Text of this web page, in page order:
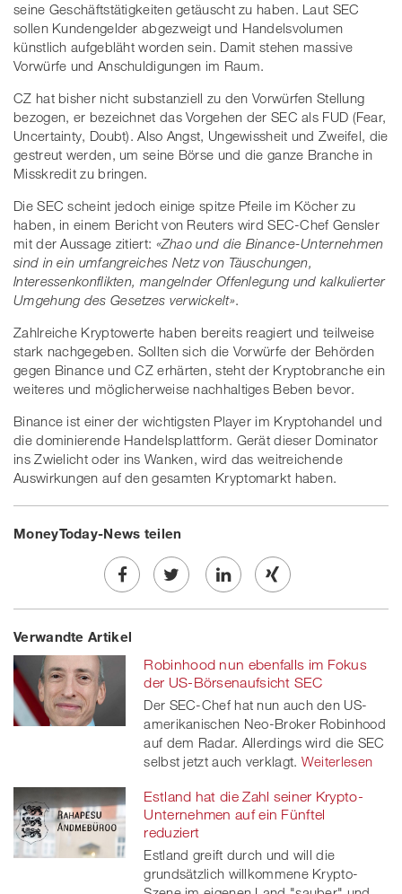
seine Geschäftstätigkeiten getäuscht zu haben. Laut SEC
sollen Kundengelder abgezweigt und Handelsvolumen
künstlich aufgebläht worden sein. Damit stehen massive
Vorwürfe und Anschuldigungen im Raum.
CZ hat bisher nicht substanziell zu den Vorwürfen Stellung
bezogen, er bezeichnet das Vorgehen der SEC als FUD (Fear,
Uncertainty, Doubt). Also Angst, Ungewissheit und Zweifel, die
gestreut werden, um seine Börse und die ganze Branche in
Misskredit zu bringen.
Die SEC scheint jedoch einige spitze Pfeile im Köcher zu
haben, in einem Bericht von Reuters wird SEC-Chef Gensler
mit der Aussage zitiert: «Zhao und die Binance-Unternehmen
sind in ein umfangreiches Netz von Täuschungen,
Interessenkonflikten, mangelnder Offenlegung und kalkulierter
Umgehung des Gesetzes verwickelt».
Zahlreiche Kryptowerte haben bereits reagiert und teilweise
stark nachgegeben. Sollten sich die Vorwürfe der Behörden
gegen Binance und CZ erhärten, steht der Kryptobranche ein
weiteres und möglicherweise nachhaltiges Beben bevor.
Binance ist einer der wichtigsten Player im Kryptohandel und
die dominierende Handelsplattform. Gerät dieser Dominator
ins Zwielicht oder ins Wanken, wird das weitreichende
Auswirkungen auf den gesamten Kryptomarkt haben.
MoneyToday-News teilen
Share
on
Facebook
Twe
on
twitt
er
Share
linkedin
Share
Xing
Verwandte Artikel
Robinhood nun ebenfalls im Fokus
der US-Börsenaufsicht SEC
Der SEC-Chef hat nun auch den US-
amerikanischen Neo-Broker Robinhood
auf dem Radar. Allerdings wird die SEC
selbst jetzt auch verklagt. Weiterlesen
Estland hat die Zahl seiner Krypto-
Unternehmen auf ein Fünftel
reduziert
Estland greift durch und will die
grundsätzlich willkommene Krypto-